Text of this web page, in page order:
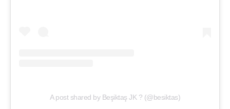
A post shared by Beşiktaş JK ? (@besiktas)